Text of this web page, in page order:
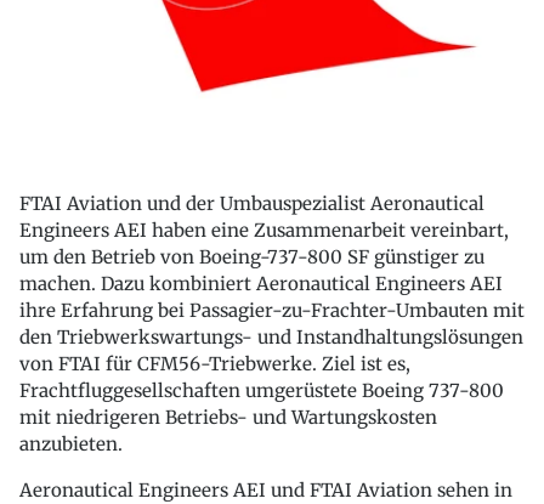
FTAI Aviation und der Umbauspezialist Aeronautical
Engineers AEI haben eine Zusammenarbeit vereinbart,
um den Betrieb von Boeing-737-800 SF günstiger zu
machen. Dazu kombiniert Aeronautical Engineers AEI
ihre Erfahrung bei Passagier-zu-Frachter-Umbauten mit
den Triebwerkswartungs- und Instandhaltungslösungen
von FTAI für CFM56-Triebwerke. Ziel ist es,
Frachtfluggesellschaften umgerüstete Boeing 737-800
mit niedrigeren Betriebs- und Wartungskosten
anzubieten.
Aeronautical Engineers AEI und FTAI Aviation sehen in